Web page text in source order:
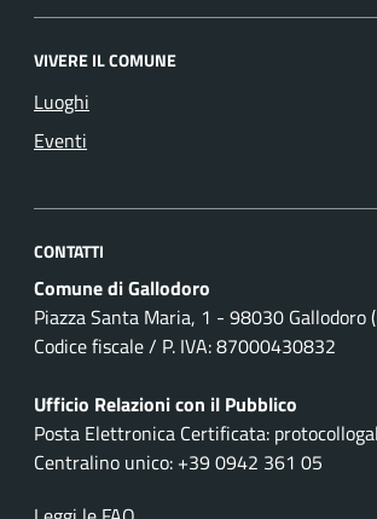
VIVERE IL COMUNE
Luoghi
Eventi
CONTATTI
Comune di Gallodoro
Piazza Santa Maria, 1 - 98030 Gallodoro
Codice fiscale / P. IVA: 87000430832
Ufficio Relazioni con il Pubblico
Posta Elettronica Certificata:
Centralino unico: +39 0942 361 05